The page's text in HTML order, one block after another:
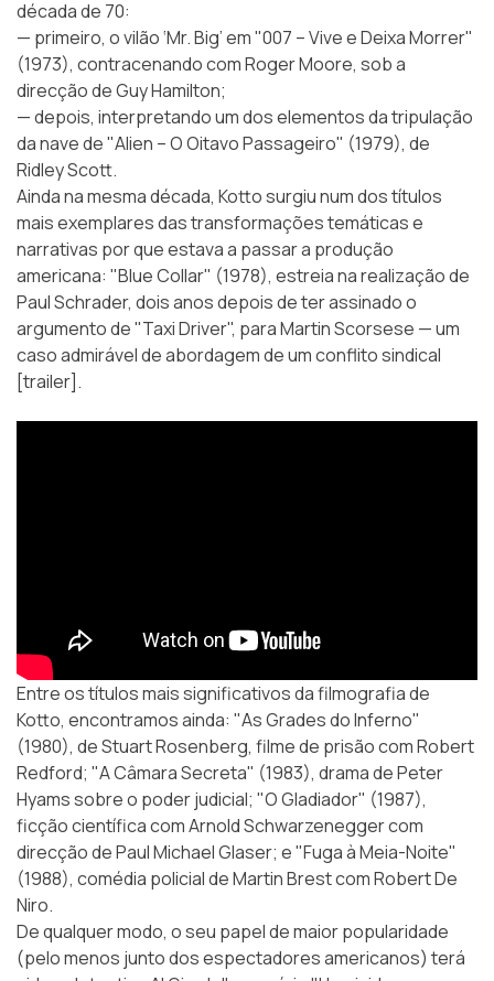
década de 70:
— primeiro, o vilão ‘Mr. Big’ em "007 – Vive e Deixa Morrer"
(1973), contracenando com Roger Moore, sob a
direcção de Guy Hamilton;
— depois, interpretando um dos elementos da tripulação
da nave de "Alien – O Oitavo Passageiro" (1979), de
Ridley Scott.
Ainda na mesma década, Kotto surgiu num dos títulos
mais exemplares das transformações temáticas e
narrativas por que estava a passar a produção
americana: "Blue Collar" (1978), estreia na realização de
Paul Schrader, dois anos depois de ter assinado o
argumento de "Taxi Driver", para Martin Scorsese — um
caso admirável de abordagem de um conflito sindical
[trailer].
Entre os títulos mais significativos da filmografia de
Kotto, encontramos ainda: "As Grades do Inferno"
(1980), de Stuart Rosenberg, filme de prisão com Robert
Redford; "A Câmara Secreta" (1983), drama de Peter
Hyams sobre o poder judicial; "O Gladiador" (1987),
ficção científica com Arnold Schwarzenegger com
direcção de Paul Michael Glaser; e "Fuga à Meia-Noite"
(1988), comédia policial de Martin Brest com Robert De
Niro.
De qualquer modo, o seu papel de maior popularidade
(pelo menos junto dos espectadores americanos) terá